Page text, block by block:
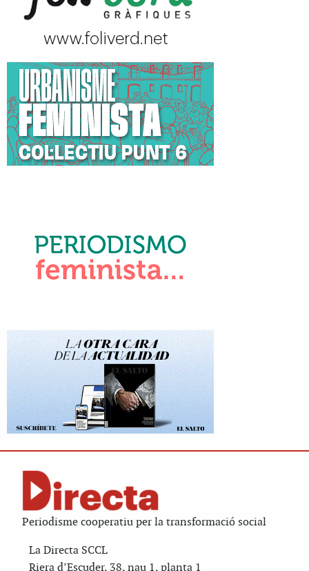
Periodisme cooperatiu per la transformació social
La Directa SCCL
Riera d’Escuder, 38, nau 1, planta 1